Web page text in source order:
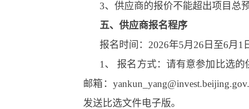
3、供应商的报价不能超出项目总预
五、供应商报名程序
报名时间：2026年5月26日至6月1
1、 报名方式：请有意参加比选
邮箱：
发送比选文件电子版。